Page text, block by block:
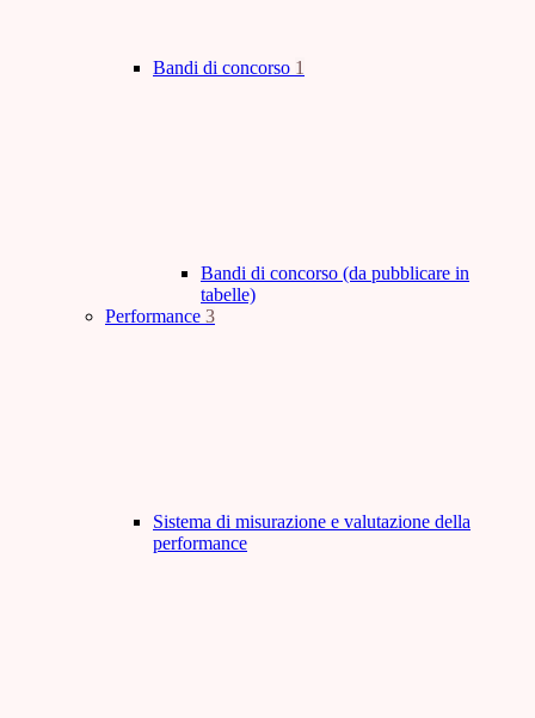
Bandi di concorso 1
Bandi di concorso (da pubblicare in
tabelle)
Performance 3
Sistema di misurazione e valutazione della
performance